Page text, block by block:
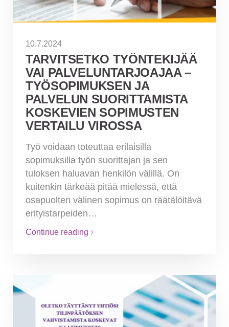
10.7.2024
TARVITSETKO TYÖNTEKIJÄÄ
VAI PALVELUNTARJOAJAA –
TYÖSOPIMUKSEN JA
PALVELUN SUORITTAMISTA
KOSKEVIEN SOPIMUSTEN
VERTAILU VIROSSA
Työ voidaan toteuttaa erilaisilla
sopimuksilla työn suorittajan ja sen
tuloksen haluavan henkilön välillä. On
kuitenkin tärkeää pitää mielessä, että
osapuolten välinen sopimus on räätälöitävä
erityistarpeiden…
Continue reading